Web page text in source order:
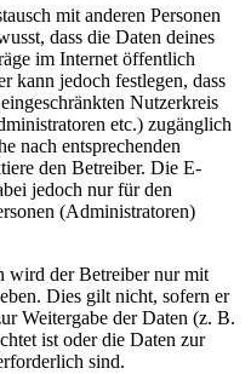
mit anderen Personen
dass die Daten deines
im Internet öffentlich
kann jedoch festlegen, dass
Nutzerkreis
etc.) zugänglich
nach entsprechenden
den Betreiber. Die E-
jedoch nur für den
(Administratoren)
wird der Betreiber nur mit
Dies gilt nicht, sofern er
Weitergabe der Daten (z. B.
ist oder die Daten zur
sind.